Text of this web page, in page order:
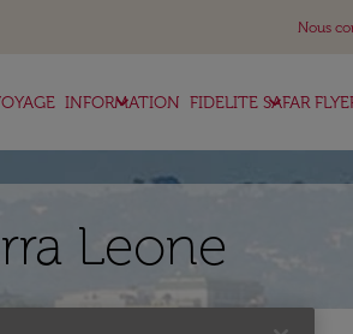
Nous
INFORMATION
keyboard_arrow_down FIDELITE SAFAR
keyboard_arrow_down
Leone